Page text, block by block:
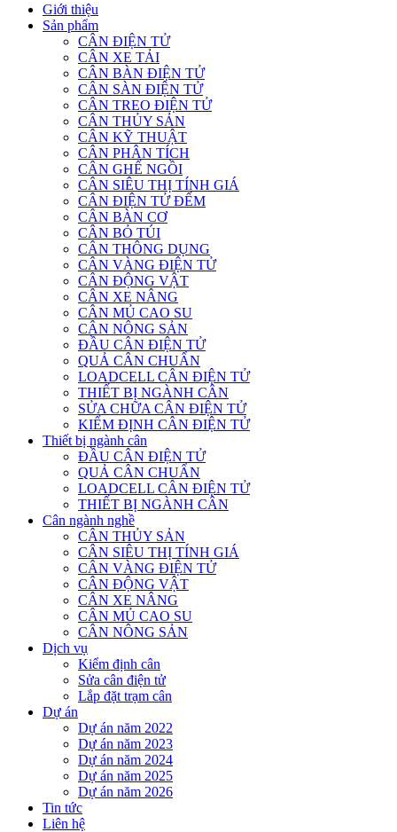
Giới thiệu
Sản phẩm
CÂN ĐIỆN TỬ
CÂN XE TẢI
CÂN BÀN ĐIỆN TỬ
CÂN SÀN ĐIỆN TỬ
CÂN TREO ĐIỆN TỬ
CÂN THỦY SẢN
CÂN KỸ THUẬT
CÂN PHÂN TÍCH
CÂN GHẾ NGỒI
CÂN SIÊU THỊ TÍNH GIÁ
CÂN ĐIỆN TỬ ĐẾM
CÂN BÀN CƠ
CÂN BỎ TÚI
CÂN THÔNG DỤNG
CÂN VÀNG ĐIỆN TỬ
CÂN ĐỘNG VẬT
CÂN XE NÂNG
CÂN MỦ CAO SU
CÂN NÔNG SẢN
ĐẦU CÂN ĐIỆN TỬ
QUẢ CÂN CHUẨN
LOADCELL CÂN ĐIỆN TỬ
THIẾT BỊ NGÀNH CÂN
SỬA CHỮA CÂN ĐIỆN TỬ
KIỂM ĐỊNH CÂN ĐIỆN TỬ
Thiết bị ngành cân
ĐẦU CÂN ĐIỆN TỬ
QUẢ CÂN CHUẨN
LOADCELL CÂN ĐIỆN TỬ
THIẾT BỊ NGÀNH CÂN
Cân ngành nghề
CÂN THỦY SẢN
CÂN SIÊU THỊ TÍNH GIÁ
CÂN VÀNG ĐIỆN TỬ
CÂN ĐỘNG VẬT
CÂN XE NÂNG
CÂN MỦ CAO SU
CÂN NÔNG SẢN
Dịch vụ
Kiểm định cân
Sửa cân điện tử
Lắp đặt trạm cân
Dự án
Dự án năm 2022
Dự án năm 2023
Dự án năm 2024
Dự án năm 2025
Dự án năm 2026
Tin tức
Liên hệ